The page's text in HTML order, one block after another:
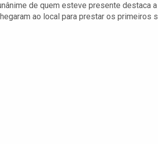
de quem esteve presente destaca
ao local para prestar os primeiros